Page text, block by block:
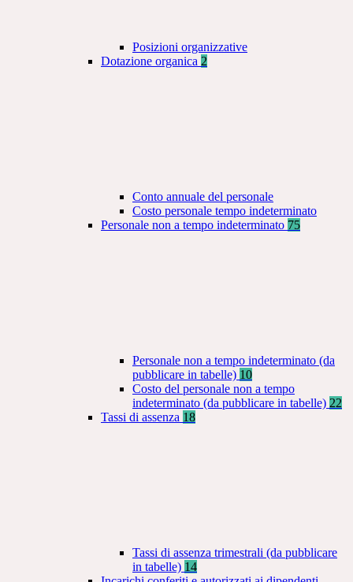
Posizioni organizzative
Dotazione organica 2
Conto annuale del personale
Costo personale tempo indeterminato
Personale non a tempo indeterminato 75
Personale non a tempo indeterminato (da
pubblicare in tabelle) 10
Costo del personale non a tempo
indeterminato (da pubblicare in tabelle) 22
Tassi di assenza 18
Tassi di assenza trimestrali (da pubblicare
in tabelle) 14